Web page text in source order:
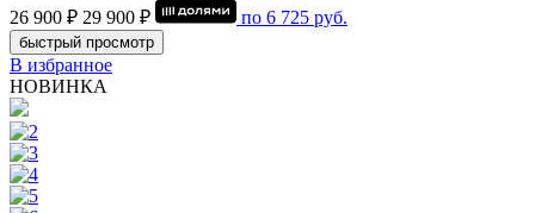
26 900 ₽ 29 900 ₽ по 6 725 руб.
быстрый просмотр
В избранное
НОВИНКА